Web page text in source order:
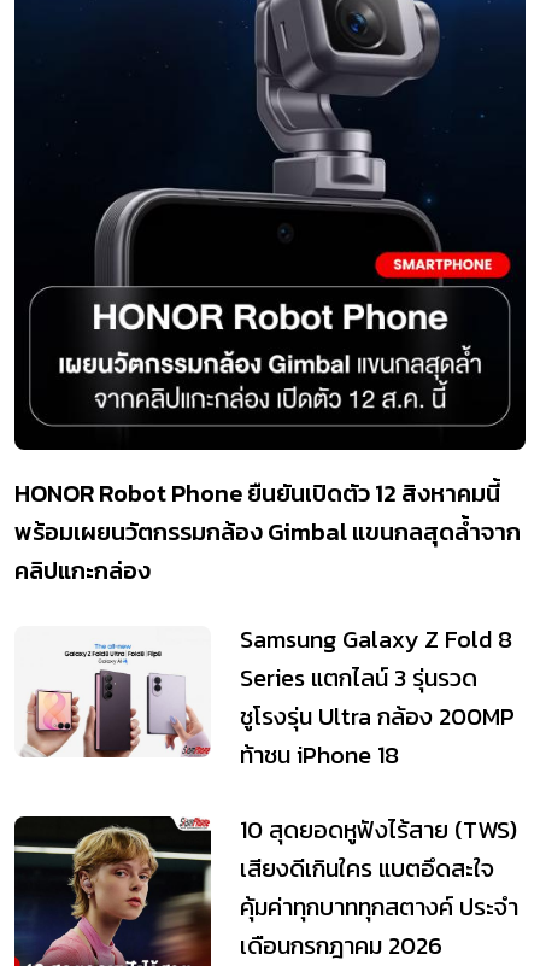
HONOR Robot Phone ยืนยันเปิดตัว 12 สิงหาคมนี้
พร้อมเผยนวัตกรรมกล้อง Gimbal แขนกลสุดล้ำจาก
คลิปแกะกล่อง
Samsung Galaxy Z Fold 8
Series แตกไลน์ 3 รุ่นรวด
ชูโรงรุ่น Ultra กล้อง 200MP
ท้าชน iPhone 18
10 สุดยอดหูฟังไร้สาย (TWS)
เสียงดีเกินใคร แบตอึดสะใจ
คุ้มค่าทุกบาททุกสตางค์ ประจำ
เดือนกรกฎาคม 2026